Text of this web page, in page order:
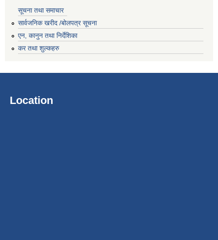
सूचना तथा समाचार
सार्वजनिक खरीद /बोलपत्र सूचना
एन, कानुन तथा निर्देशिका
कर तथा शुल्कहरु
Location